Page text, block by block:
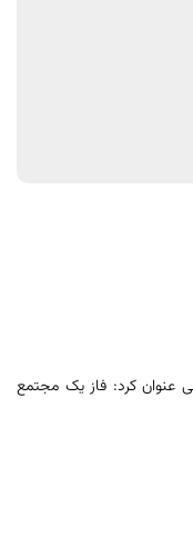
عنوان کرد: فاز یک مجتمع